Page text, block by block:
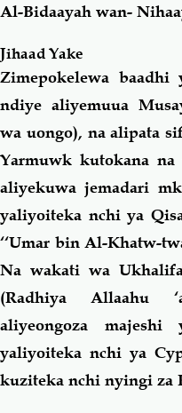
Al-Bidaayah wan-
Jihaad Yake
Zimepokelewa baadhi
ndiye aliyemuua
wa uongo), na alipata
Yarmuwk kutokana
aliyekuwa jemadari
yaliyoiteka nchi ya
‘‘Umar bin Al-Khatw-
Na wakati wa
(Radhiya Allaahu
aliyeongoza
yaliyoiteka nchi ya
kuziteka nchi nyingi za